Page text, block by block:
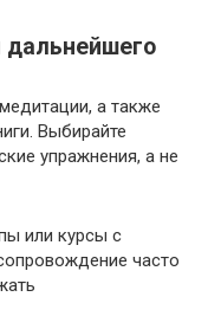
дальнейшего
а также
Выбирайте
упражнения, а не
или курсы с
часто